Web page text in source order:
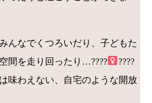
んなでくつろいだり、子どもた
間を走り回ったり…????‍
????
味わえない、自宅のような開放